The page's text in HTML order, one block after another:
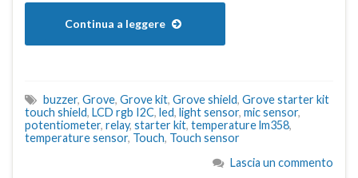
Continua a leggere
buzzer, Grove, Grove kit, Grove shield, Grove starter kit
touch shield, LCD rgb I2C, led, light sensor, mic sensor,
potentiometer, relay, starter kit, temperature lm358,
temperature sensor, Touch, Touch sensor
Lascia un commento